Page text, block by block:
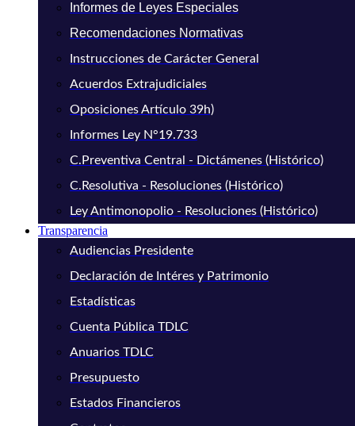
Informes de Leyes Especiales
Recomendaciones Normativas
Instrucciones de Carácter General
Acuerdos Extrajudiciales
Oposiciones Artículo 39h)
Informes Ley N°19.733
C.Preventiva Central - Dictámenes (Histórico)
C.Resolutiva - Resoluciones (Histórico)
Ley Antimonopolio - Resoluciones (Histórico)
Transparencia
Audiencias Presidente
Declaración de Intéres y Patrimonio
Estadísticas
Cuenta Pública TDLC
Anuarios TDLC
Presupuesto
Estados Financieros